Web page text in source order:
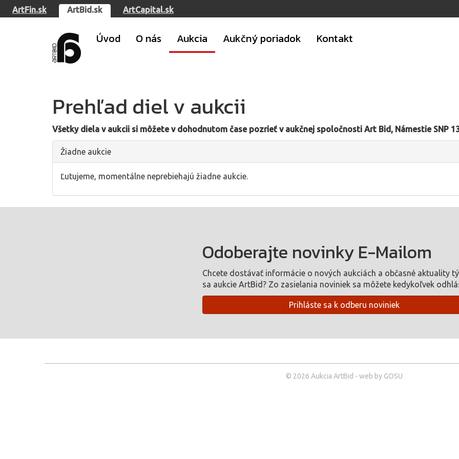
ArtFin.sk ArtBid.sk ArtCapital.sk
Úvod O nás Aukcia Aukčný poriadok Kontakt
Prehľad diel v aukcii
Všetky diela v aukcii si môžete v dohodnutom čase pozrieť v aukčnej spoločnosti Art Bid, Námestie SNP
Žiadne aukcie
Ľutujeme, momentálne neprebiehajú žiadne aukcie.
Odoberajte novinky E-Mailom
Chcete dostávať informácie o nových aukciách a občasné aktuality
sa aukcie ArtBid? Zo zasielania noviniek sa môžete kedykoľvek
Prihláste sa k odberu noviniek
© 2026 Aukcia ArtBid - web by GOSU